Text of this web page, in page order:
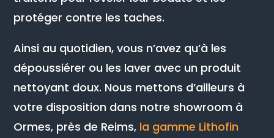
protéger contre les taches.
Ainsi au quotidien, vous n’avez qu’à les
dépoussiérer ou les laver avec un produit
nettoyant doux. Nous mettons d’ailleurs à
votre disposition dans notre showroom à
Ormes, près de Reims, la gamme Lithofin